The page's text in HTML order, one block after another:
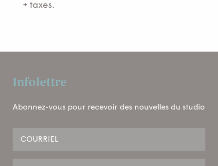
+ taxes.
Infolettre
Abonnez-vous pour recevoir des nouvelles du studio